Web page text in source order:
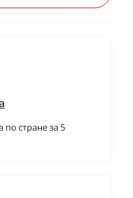
по стране за 5